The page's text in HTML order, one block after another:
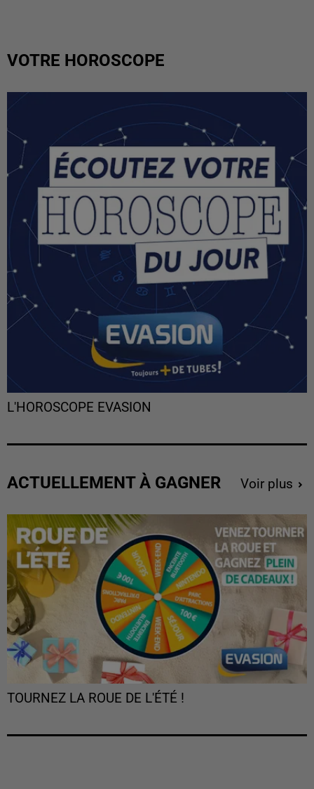
VOTRE HOROSCOPE
L'HOROSCOPE EVASION
ACTUELLEMENT À GAGNER Voir plus
TOURNEZ LA ROUE DE L'ÉTÉ !